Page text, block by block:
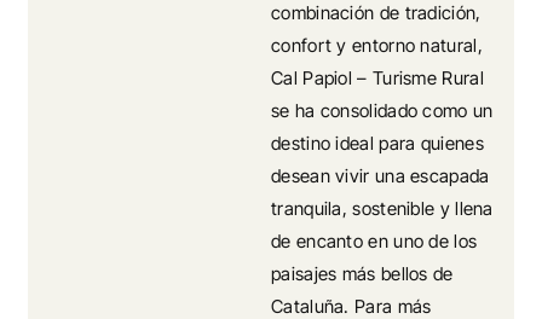
combinación de tradición,
confort y entorno natural,
Cal Papiol – Turisme Rural
se ha consolidado como un
destino ideal para quienes
desean vivir una escapada
tranquila, sostenible y llena
de encanto en uno de los
paisajes más bellos de
Cataluña. Para más